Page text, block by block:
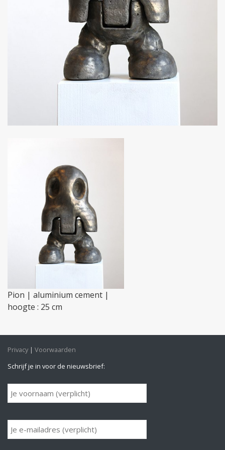
Pion | aluminium cement |
hoogte : 25 cm
Privacy
Voorwaarden
Schrijf je in voor de nieuwsbrief: